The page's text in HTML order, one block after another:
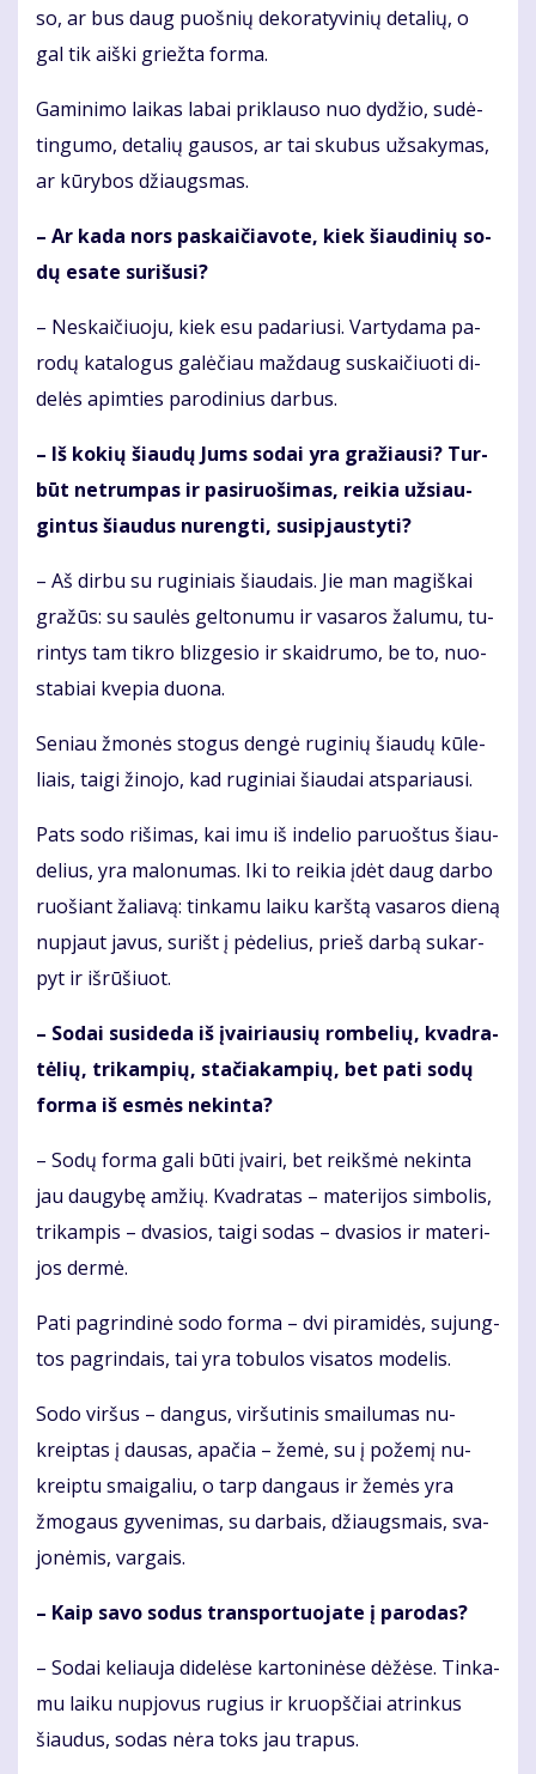
so, ar bus daug puoš­nių de­ko­ra­ty­vi­nių de­ta­lių, o
gal tik aiš­ki griež­ta for­ma.
Ga­mi­ni­mo lai­kas la­bai pri­klau­so nuo dy­džio, su­dė­
tin­gu­mo, de­ta­lių gau­sos, ar tai sku­bus už­sa­ky­mas,
ar kū­ry­bos džiaugs­mas.
– Ar ka­da nors pa­skai­čia­vo­te, kiek šiau­di­nių so­
dų esa­te su­ri­šu­si?
– Ne­skai­čiuo­ju, kiek esu pa­da­riu­si. Var­ty­da­ma pa­
ro­dų ka­ta­lo­gus ga­lė­čiau maž­daug su­skai­čiuo­ti di­
de­lės ap­im­ties pa­ro­di­nius dar­bus.
– Iš ko­kių šiau­dų Jums so­dai yra gra­žiau­si? Tur­
būt ne­trum­pas ir pa­si­ruo­ši­mas, rei­kia už­si­au­
gin­tus šiau­dus nu­reng­ti, su­si­pjaus­ty­ti?
– Aš dir­bu su ru­gi­niais šiau­dais. Jie man ma­giš­kai
gra­žūs: su sau­lės gel­to­nu­mu ir va­sa­ros ža­lu­mu, tu­
rin­tys tam tik­ro bliz­ge­sio ir skaid­ru­mo, be to, nuo­
sta­biai kve­pia duo­na.
Se­niau žmo­nės sto­gus den­gė ru­gi­nių šiau­dų kū­le­
liais, tai­gi ži­no­jo, kad ru­gi­niai šiau­dai at­spa­riau­si.
Pats so­do ri­ši­mas, kai imu iš in­de­lio pa­ruoš­tus šiau­
de­lius, yra ma­lo­nu­mas. Iki to rei­kia įdėt daug dar­bo
ruo­šiant ža­lia­vą: tin­ka­mu lai­ku karš­tą va­sa­ros die­ną
nu­pjaut ja­vus, su­rišt į pė­de­lius, prieš dar­bą su­kar­
pyt ir iš­rū­šiuot.
– So­dai su­si­de­da iš įvai­riau­sių rom­be­lių, kvad­ra­
tė­lių, tri­kam­pių, sta­čia­kam­pių, bet pa­ti so­dų
for­ma iš es­mės ne­kin­ta?
– So­dų for­ma ga­li bū­ti įvai­ri, bet reikš­mė ne­kin­ta
jau dau­gy­bę am­žių. Kvad­ra­tas – ma­te­ri­jos sim­bo­lis,
tri­kam­pis – dva­sios, tai­gi so­das – dva­sios ir ma­te­ri­
jos der­mė.
Pa­ti pa­grin­di­nė so­do for­ma – dvi pi­ra­mi­dės, su­jung­
tos pa­grin­dais, tai yra to­bu­los vi­sa­tos mo­de­lis.
So­do vir­šus – dan­gus, vir­šu­ti­nis smai­lu­mas nu­
kreip­tas į dau­sas, apa­čia – že­mė, su į po­že­mį nu­
kreip­tu smai­ga­liu, o tarp dan­gaus ir že­mės yra
žmo­gaus gy­ve­ni­mas, su dar­bais, džiaugs­mais, sva­
jo­nė­mis, var­gais.
– Kaip sa­vo so­dus trans­por­tuo­ja­te į pa­ro­das?
– So­dai ke­liau­ja di­de­lė­se kar­to­ni­nė­se dė­žė­se. Tin­ka­
mu lai­ku nu­pjo­vus ru­gius ir kruopš­čiai at­rin­kus
šiau­dus, so­das nė­ra toks jau tra­pus.